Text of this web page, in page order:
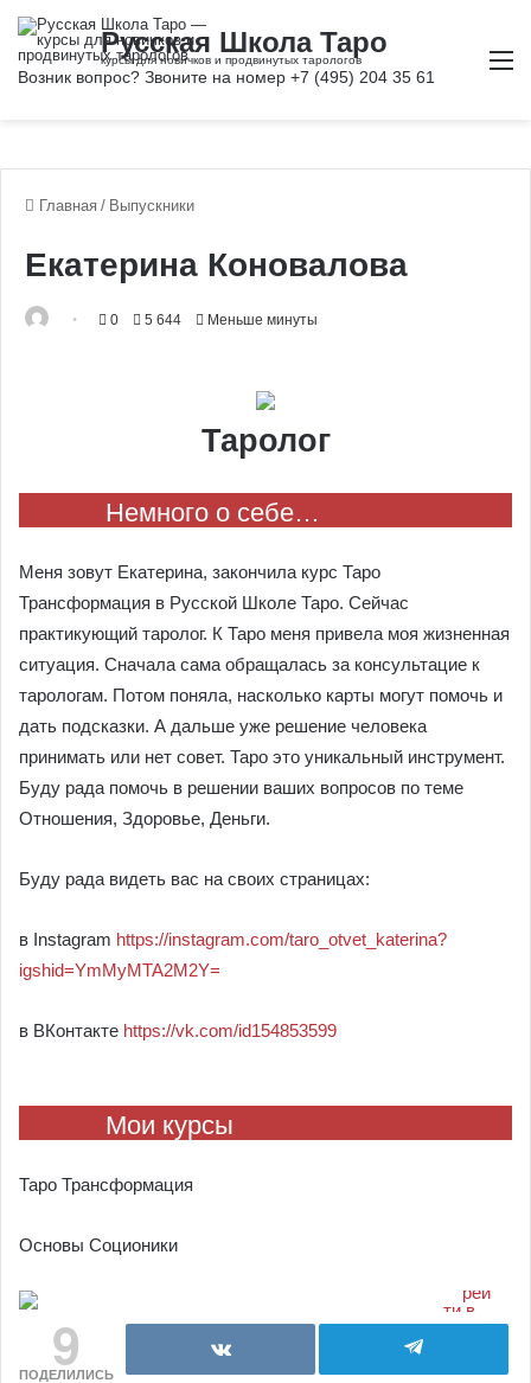
Главная / Выпускники
Екатерина Коновалова
0 5 644 Меньше минуты
Таролог
Немного о себе…
Меня зовут Екатерина, закончила курс Таро
Трансформация в Русской Школе Таро. Сейчас
практикующий таролог. К Таро меня привела моя жизненная
ситуация. Сначала сама обращалась за консультацие к
тарологам. Потом поняла, насколько карты могут помочь и
дать подсказки. А дальше уже решение человека
принимать или нет совет. Таро это уникальный инструмент.
Буду рада помочь в решении ваших вопросов по теме
Отношения, Здоровье, Деньги.
Буду рада видеть вас на своих страницах:
в Instagram https://instagram.com/taro_otvet_katerina?
igshid=YmMyMTA2M2Y=
в ВКонтакте https://vk.com/id154853599
Мои курсы
Таро Трансформация
Основы Соционики
9
ПОДЕЛИЛИСЬ